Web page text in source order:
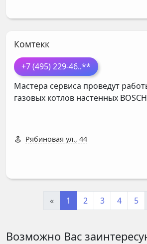
Комтекк
+7 (495) 229-46..**
Мастера сервиса проведут
газовых котлов настенных BOSCH
Рябиновая ул., 44
« 1 2 3 4 5
Возможно Вас